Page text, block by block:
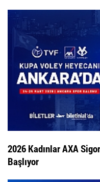
2026 Kadınlar AXA
Başlıyor